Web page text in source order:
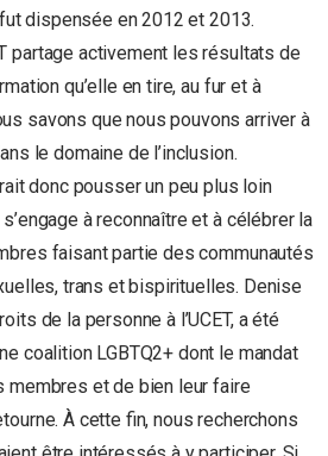
dispensée en 2012 et 2013.
partage activement les résultats de
qu’elle en tire, au fur et à
savons que nous pouvons arriver à
le domaine de l’inclusion.
donc pousser un peu plus loin
à reconnaître et à célébrer la
faisant partie des communautés
trans et bispirituelles. Denise
de la personne à l’UCET, a été
coalition LGBTQ2+ dont le mandat
et de bien leur faire
À cette fin, nous recherchons